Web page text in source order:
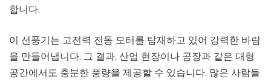
합니다.
이 선풍기는 고전력 전동 모터를 탑재하고 있어 강력한 바람
을 만들어냅니다. 그 결과, 산업 현장이나 공장과 같은 대형
공간에서도 충분한 풍량을 제공할 수 있습니다. 많은 사람들